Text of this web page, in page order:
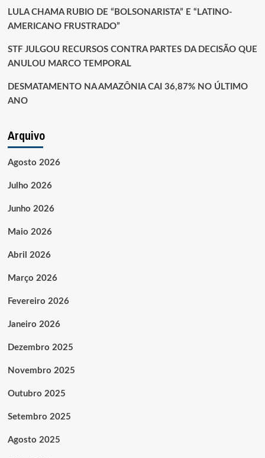
LULA CHAMA RUBIO DE “BOLSONARISTA” E “LATINO-
AMERICANO FRUSTRADO”
STF JULGOU RECURSOS CONTRA PARTES DA DECISÃO QUE
ANULOU MARCO TEMPORAL
DESMATAMENTO NA AMAZÔNIA CAI 36,87% NO ÚLTIMO
ANO
Arquivo
Agosto 2026
Julho 2026
Junho 2026
Maio 2026
Abril 2026
Março 2026
Fevereiro 2026
Janeiro 2026
Dezembro 2025
Novembro 2025
Outubro 2025
Setembro 2025
Agosto 2025